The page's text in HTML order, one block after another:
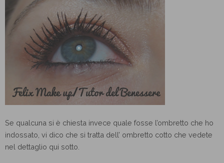
Se qualcuna si è chiesta invece quale fosse l’ombretto che ho
indossato, vi dico che si tratta dell’ ombretto cotto che vedete
nel dettaglio qui sotto.